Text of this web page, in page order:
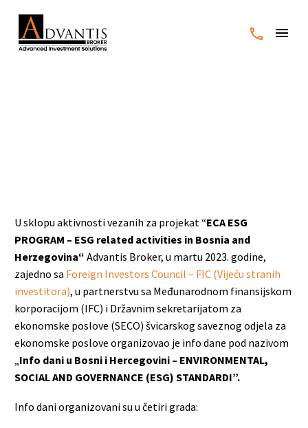
U sklopu aktivnosti vezanih za projekat “ECA ESG
PROGRAM – ESG related activities in Bosnia and
Herzegovina“ Advantis Broker, u martu 2023. godine,
zajedno sa Foreign Investors Council – FIC (Vijeću stranih
investitora), u partnerstvu sa Međunarodnom finansijskom
korporacijom (IFC) i Državnim sekretarijatom za
ekonomske poslove (SECO) švicarskog saveznog odjela za
ekonomske poslove organizovao je info dane pod nazivom
„Info dani u Bosni i Hercegovini – ENVIRONMENTAL,
SOCIAL AND GOVERNANCE (ESG) STANDARDI”.
Info dani organizovani su u četiri grada: